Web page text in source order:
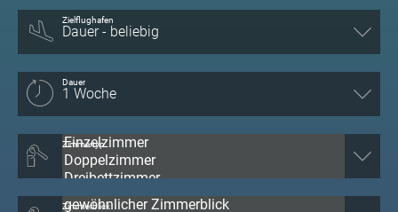
Zielflughafen
Dauer
Zimmertyp
Zimmerblick